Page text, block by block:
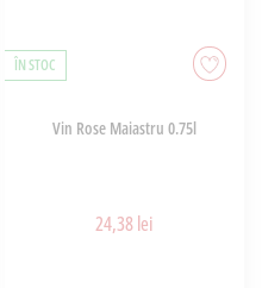
ÎN STOC
Vin Rose Maiastru 0.75l
24,38 lei